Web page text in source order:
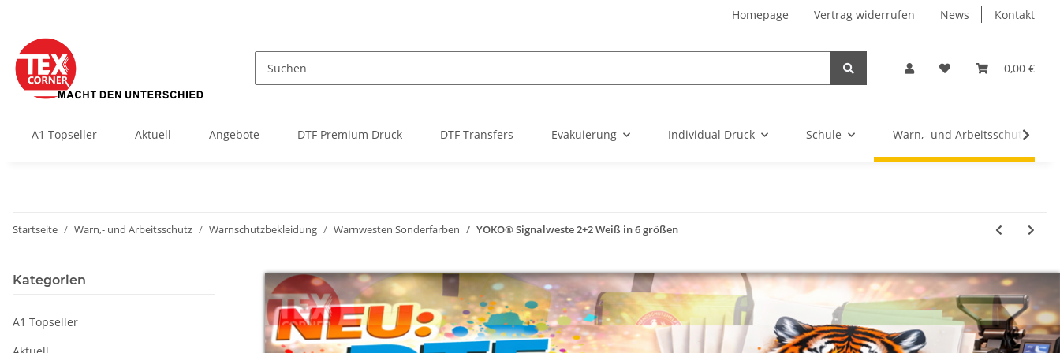
Homepage Vertrag widerrufen News Kontakt
0,00 €
A1 Topseller Aktuell Angebote DTF Premium Druck DTF Transfers Evakuierung Individual Druck Schule Warn,- und Arbeitsschutz
Startseite Warn,- und Arbeitsschutz Warnschutzbekleidung Warnwesten Sonderfarben YOKO® Signalweste 2+2 Weiß in 6 größen
Kategorien
A1 Topseller